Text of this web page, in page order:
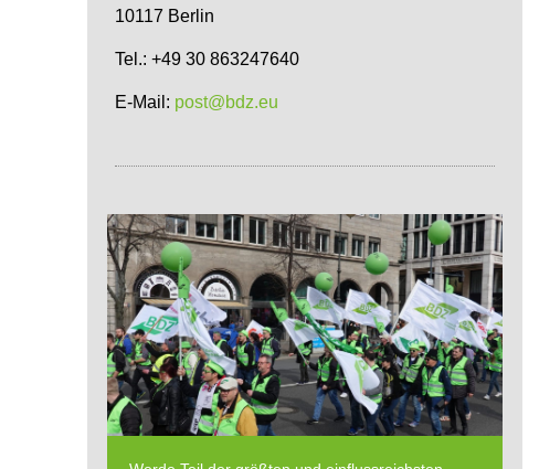
10117 Berlin
Tel.: +49 30 863247640
E-Mail: post@bdz.eu